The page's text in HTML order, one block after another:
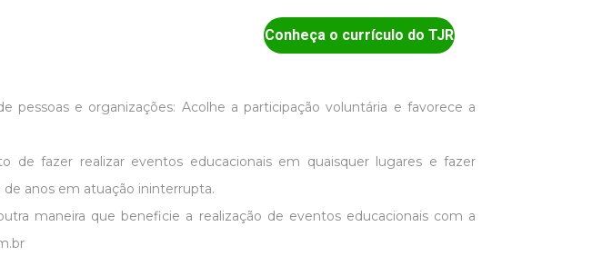
e organizações: Acolhe a participação voluntária e favorece a
de fazer realizar eventos educacionais em quaisquer lugares e fazer
anos em atuação ininterrupta.
maneira que beneficie a realização de eventos educacionais com a
Conheça o currículo do TJR